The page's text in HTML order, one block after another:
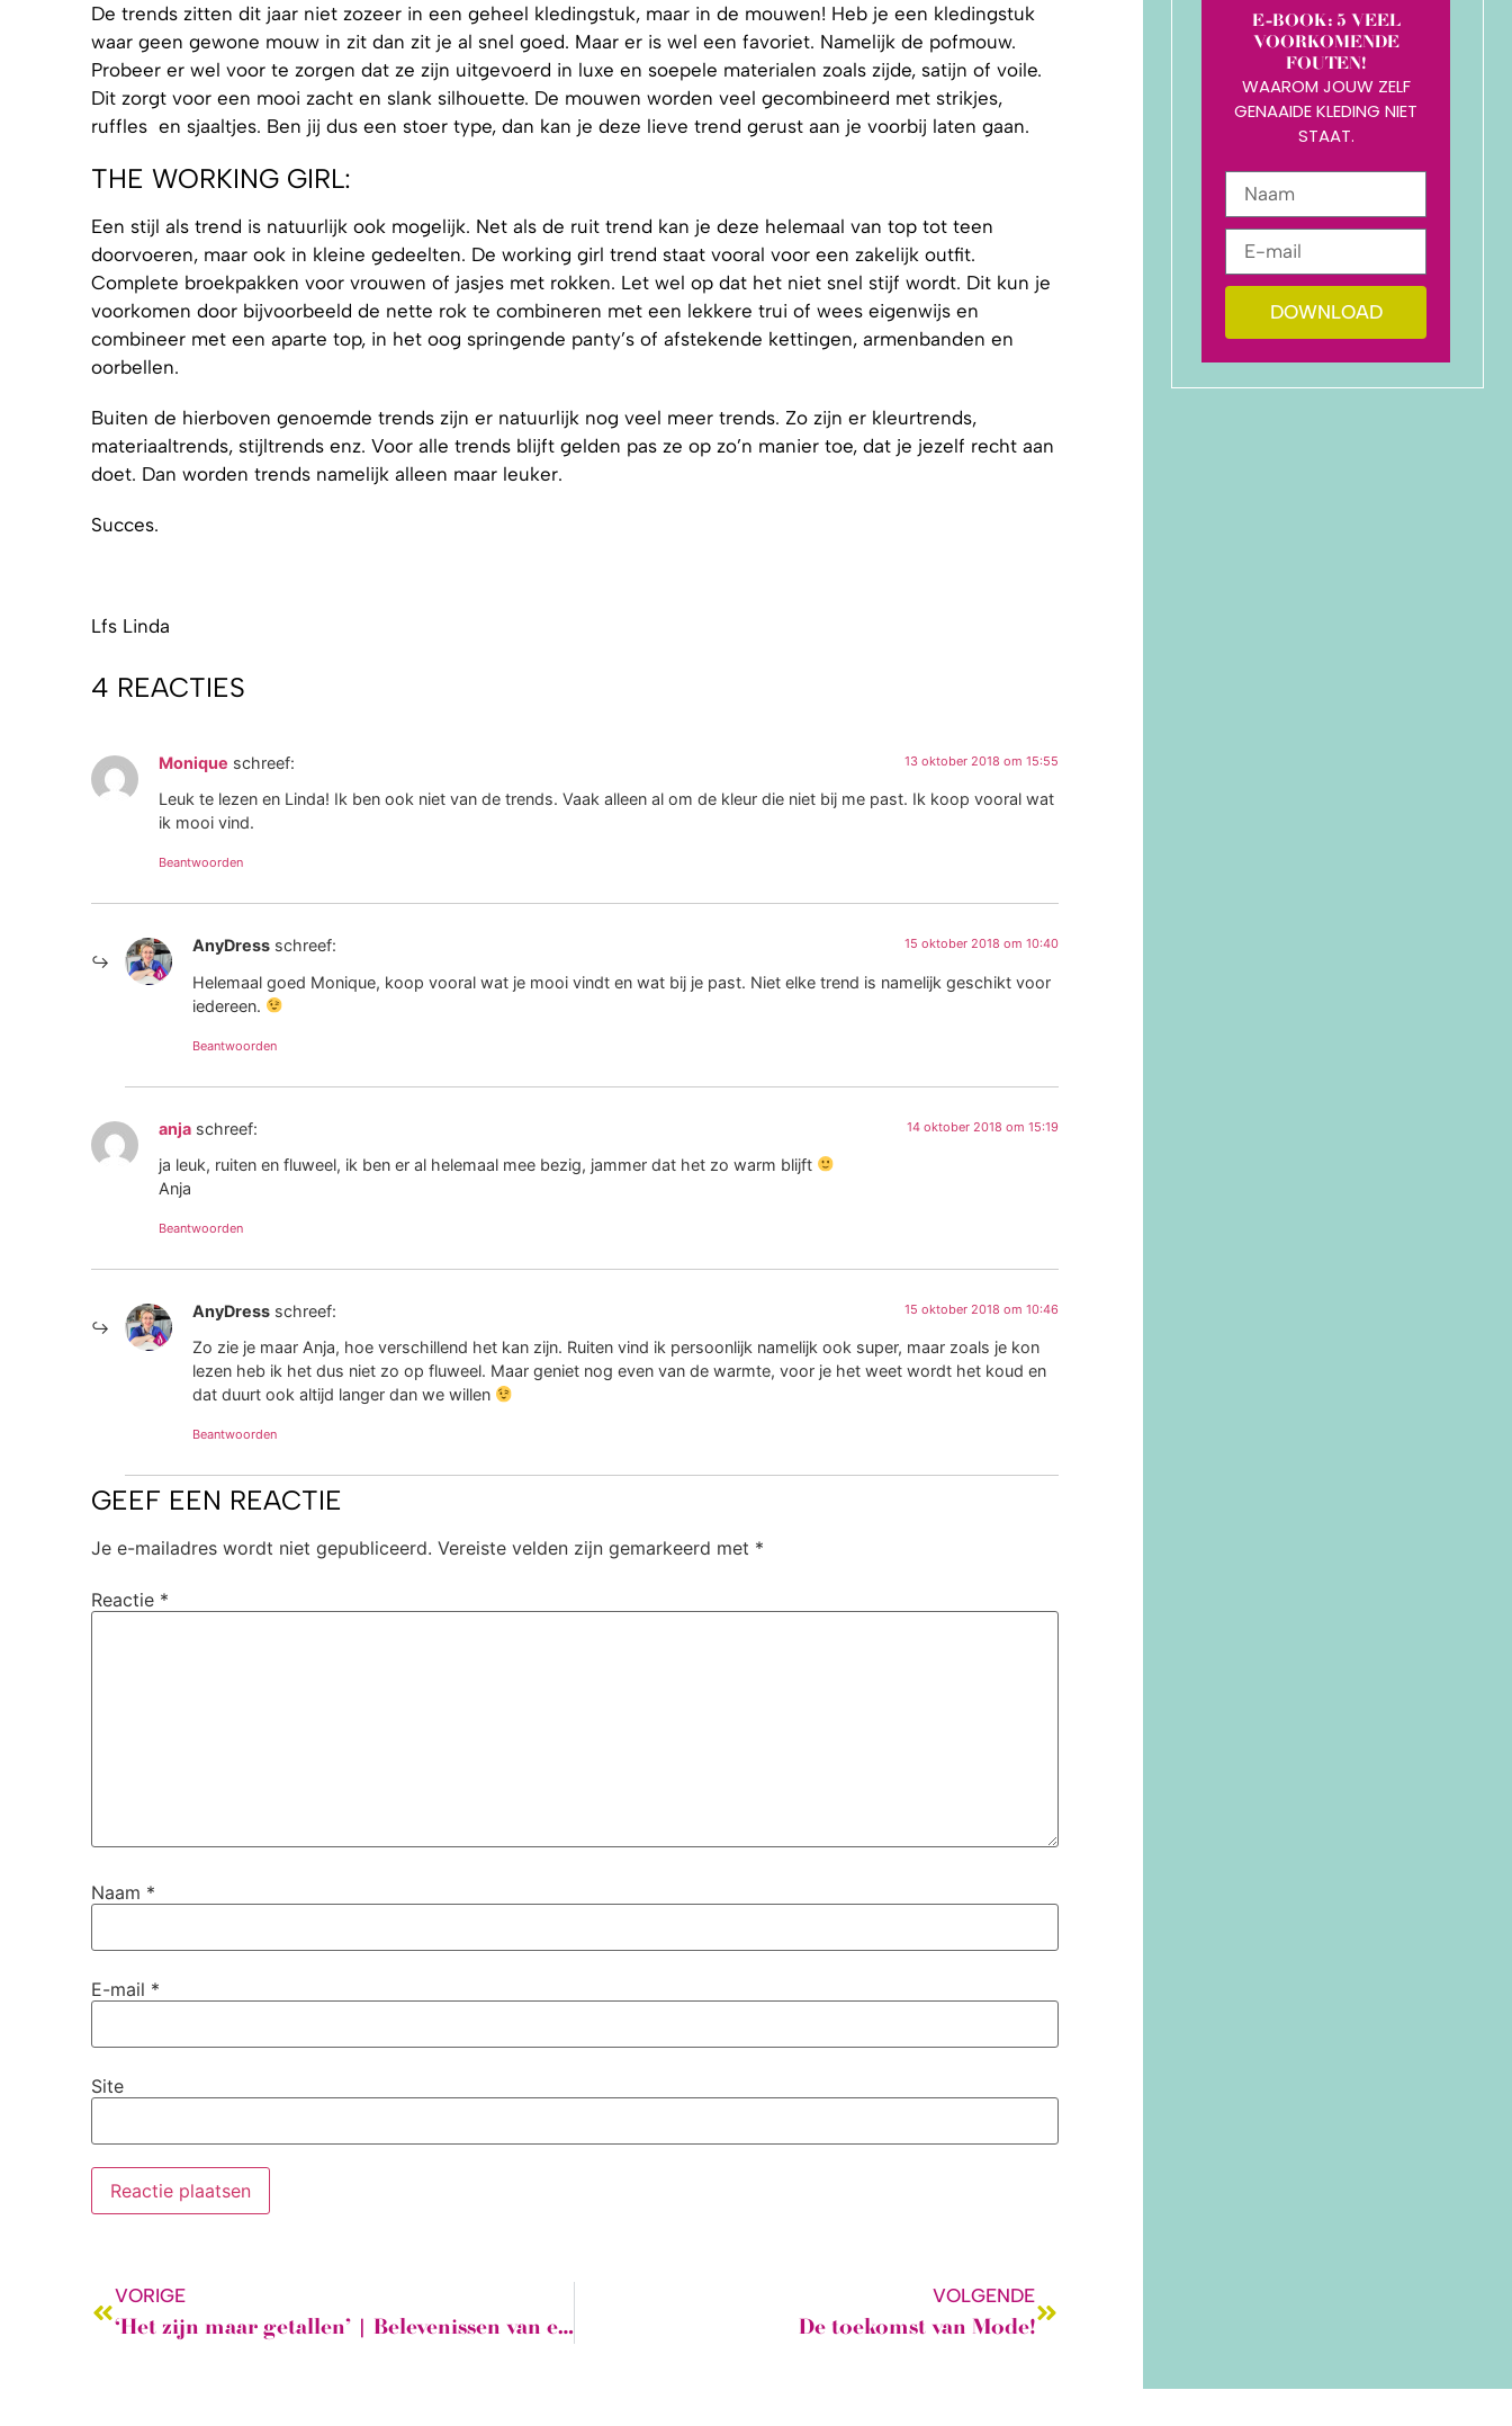
De trends zitten dit jaar niet zozeer in een geheel kledingstuk, maar in de mouwen! Heb je een kledingstuk
waar geen gewone mouw in zit dan zit je al snel goed. Maar er is wel een favoriet. Namelijk de pofmouw.
Probeer er wel voor te zorgen dat ze zijn uitgevoerd in luxe en soepele materialen zoals zijde, satijn of voile.
Dit zorgt voor een mooi zacht en slank silhouette. De mouwen worden veel gecombineerd met strikjes,
ruffles en sjaaltjes. Ben jij dus een stoer type, dan kan je deze lieve trend gerust aan je voorbij laten gaan.
THE WORKING GIRL:
Een stijl als trend is natuurlijk ook mogelijk. Net als de ruit trend kan je deze helemaal van top tot teen
doorvoeren, maar ook in kleine gedeelten. De working girl trend staat vooral voor een zakelijk outfit.
Complete broekpakken voor vrouwen of jasjes met rokken. Let wel op dat het niet snel stijf wordt. Dit kun je
voorkomen door bijvoorbeeld de nette rok te combineren met een lekkere trui of wees eigenwijs en
combineer met een aparte top, in het oog springende panty’s of afstekende kettingen, armenbanden en
oorbellen.
Buiten de hierboven genoemde trends zijn er natuurlijk nog veel meer trends. Zo zijn er kleurtrends,
materiaaltrends, stijltrends enz. Voor alle trends blijft gelden pas ze op zo’n manier toe, dat je jezelf recht aan
doet. Dan worden trends namelijk alleen maar leuker.
Succes.
Lfs Linda
4 REACTIES
Monique schreef: 13 oktober 2018 om 15:55
Leuk te lezen en Linda! Ik ben ook niet van de trends. Vaak alleen al om de kleur die niet bij me past. Ik koop vooral wat
ik mooi vind.
Beantwoorden
AnyDress schreef: 15 oktober 2018 om 10:40
Helemaal goed Monique, koop vooral wat je mooi vindt en wat bij je past. Niet elke trend is namelijk geschikt voor
iedereen.
Beantwoorden
anja schreef: 14 oktober 2018 om 15:19
ja leuk, ruiten en fluweel, ik ben er al helemaal mee bezig, jammer dat het zo warm blijft
Anja
Beantwoorden
AnyDress schreef: 15 oktober 2018 om 10:46
Zo zie je maar Anja, hoe verschillend het kan zijn. Ruiten vind ik persoonlijk namelijk ook super, maar zoals je kon
lezen heb ik het dus niet zo op fluweel. Maar geniet nog even van de warmte, voor je het weet wordt het koud en
dat duurt ook altijd langer dan we willen
Beantwoorden
GEEF EEN REACTIE
Je e-mailadres wordt niet gepubliceerd. Vereiste velden zijn gemarkeerd met *
Reactie *
Naam *
E-mail *
Site
VORIGE
‘Het zijn maar getallen’ | Belevenissen van een cursist
VOLGENDE
De toekomst van Mode!
E-BOOK: 5 VEEL
VOORKOMENDE
FOUTEN!
WAAROM JOUW ZELF
GENAAIDE KLEDING NIET
STAAT.
DOWNLOAD